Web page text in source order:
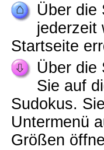
Über die
jederzeit
Startseite
Über die
Sie auf
Sudokus.
Untermenü
Größen